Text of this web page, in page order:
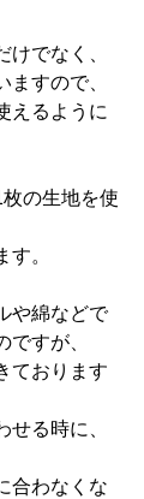
でなく、
ますので、
えるように
の生地を使
。
や綿などで
すが、
ております
る時に、
合わなくな